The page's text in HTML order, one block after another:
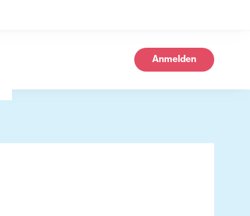
Anmelden